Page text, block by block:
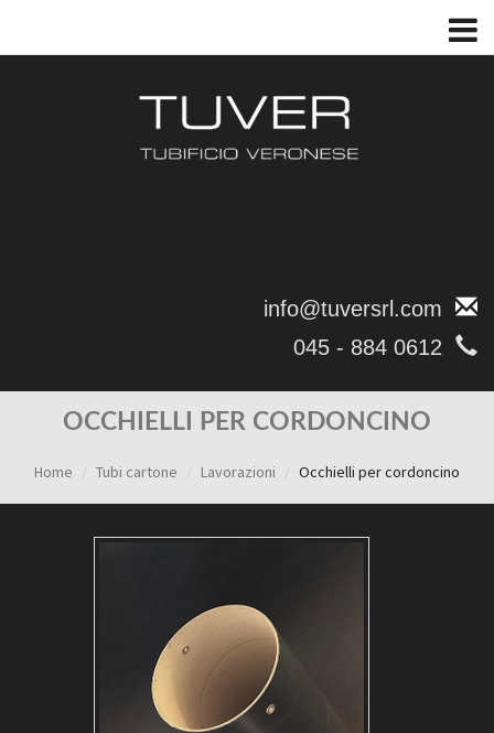
info@tuversrl.com
045 - 884 0612
OCCHIELLI PER CORDONCINO
Home Tubi cartone Lavorazioni Occhielli per cordoncino